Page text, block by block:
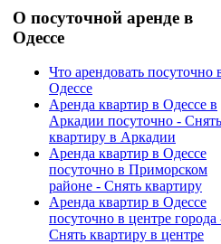
О посуточной аренде в
Одессе
Что арендовать посуточно
Одессе
Аренда квартир в Одессе в
Аркадии посуточно - Снять
квартиру в Аркадии
Аренда квартир в Одессе
посуточно в Приморском
районе - Снять квартиру
Аренда квартир в Одессе
посуточно в центре города
Снять квартиру в центре